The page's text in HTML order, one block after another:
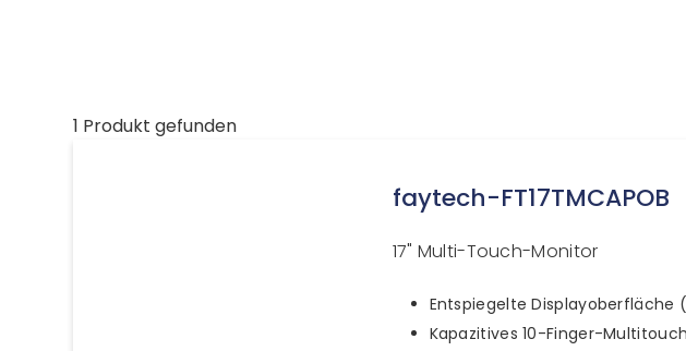
1 Produkt gefunden
faytech-FT17TMCAPOB
17" Multi-Touch-Monitor
Entspiegelte
Kapazitives 10-Finger-